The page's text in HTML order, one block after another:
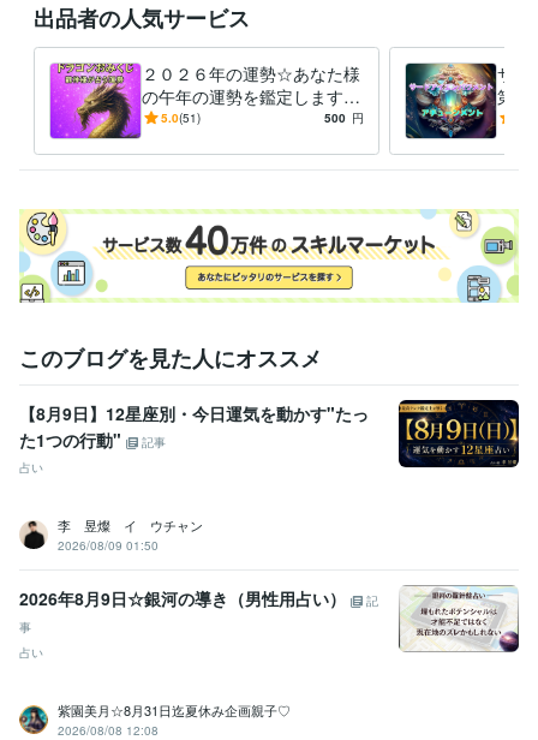
【お電話はご予約となります。
DMなどで日時ご相談下さいます様お願い致します。】
【家事都合により時間などのご協力を頂きます。】
♡ご依頼下さいました順に対応致します。
私の準備が整いましたら、鑑定・ヒーリング・アチュンーメントに入り
ます。
何卒よろしくお願い致します。
おかげさまで本年３月で5周年目をむかえました★彡
皆様に感謝です(ㅅ´꒳` )
経験職種
営業 / 営業事務・アシスタント 経験年数 : 7年
受賞歴
双子ちゃんを出産したで賞 東日本大震災で被災に合ったで賞 ココナ
ラ　シルバーランク
ココナラ　ブロンズランク ココナラ  シルバー
ランク帰って来ました(^-^)
ココナラ  ブロンズランクになりました
ココナラシルバーランク帰って来ました
メンタル心理カウンセラー
上級心理カウンセラー
タロットリーディングマスター 取得年 : 2022年
お悩み・人生相談:29年
エネルギーワーク【２０２３．５月開始】:2年
出品者の人気サービス
２０２６年の運勢☆あなた様
の午年の運勢を鑑定します
ＤＲＡＧＯＮおみくじ感覚☆
運勢☆】
5.0(51) 500 円
サー
第三
能力
このブログを見た人にオススメ
【8月9日】12星座別・今日運気を動かす"たっ
た1つの行動"
記事
占い
李 昱燦 イ ウチャン
2026/08/09 01:50
2026年8月9日☆銀河の導き（男性用占い）
記
事
占い
紫園美月☆8月31日迄夏休み企画親子♡
2026/08/08 12:08